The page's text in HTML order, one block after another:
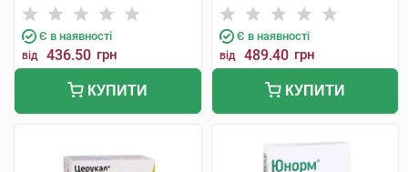
Є в наявності
від 436.50 грн
КУПИТИ
Є в наявності
від 489.40 грн
КУПИТИ